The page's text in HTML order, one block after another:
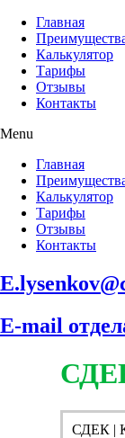
Главная
Калькулятор
Тарифы
Отзывы
Контакты
Menu
Главная
Калькулятор
Тарифы
Отзывы
Контакты
E-mail
СДЕК |